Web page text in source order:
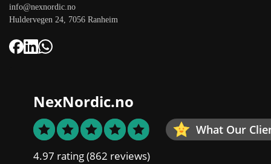
info@nexnordic.no
Huldervegen 24, 7056 Ranheim
NexNordic.no
What Our
4.97 rating(862 reviews)